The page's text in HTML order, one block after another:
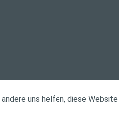
uns helfen, diese